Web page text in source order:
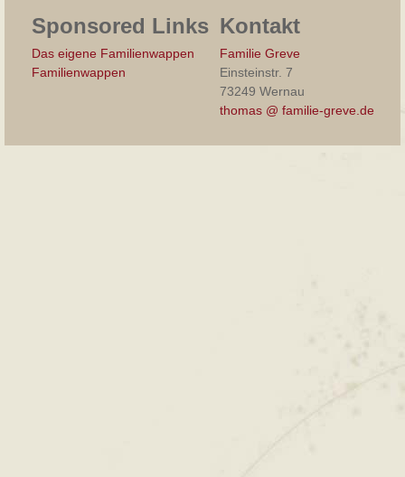
Sponsored Links
Das eigene Familienwappen
Familienwappen
Kontakt
Familie Greve
Einsteinstr. 7
73249 Wernau
thomas @ familie-greve.de